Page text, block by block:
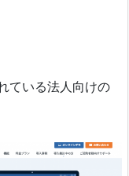
ている法人向けの